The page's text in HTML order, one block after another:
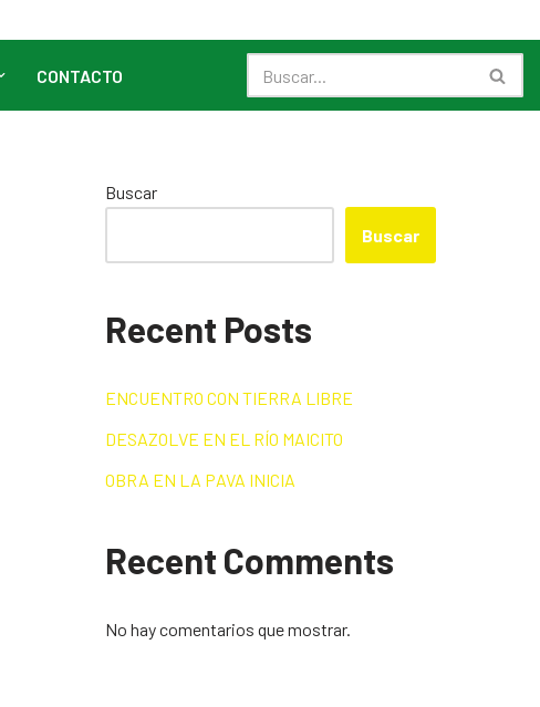
CONTACTO
Buscar
Buscar
Recent Posts
ENCUENTRO CON TIERRA LIBRE
DESAZOLVE EN EL RÍO MAICITO
OBRA EN LA PAVA INICIA
Recent Comments
No hay comentarios que mostrar.